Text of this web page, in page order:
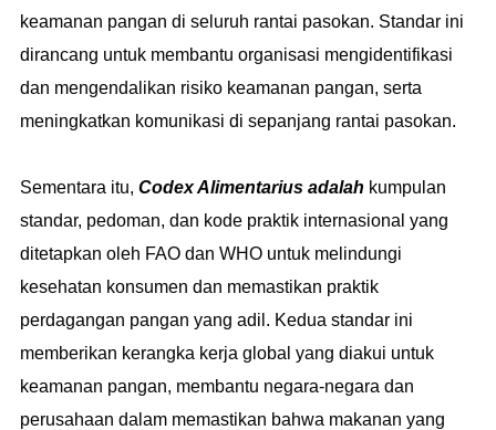
keamanan pangan di seluruh rantai pasokan. Standar ini
dirancang untuk membantu organisasi mengidentifikasi
dan mengendalikan risiko keamanan pangan, serta
meningkatkan komunikasi di sepanjang rantai pasokan.
Sementara itu, Codex Alimentarius adalah kumpulan
standar, pedoman, dan kode praktik internasional yang
ditetapkan oleh FAO dan WHO untuk melindungi
kesehatan konsumen dan memastikan praktik
perdagangan pangan yang adil. Kedua standar ini
memberikan kerangka kerja global yang diakui untuk
keamanan pangan, membantu negara-negara dan
perusahaan dalam memastikan bahwa makanan yang